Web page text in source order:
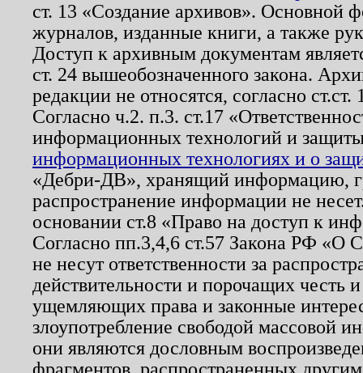
ст. 13 «Создание архивов». Основной
журналов, изданные книги, а также
Доступ к архивным документам
ст. 24 вышеобозначенного закона.
редакции не относятся, согласно
Согласно ч.2. п.3. ст.17
информационных технологий и
информационных технологиях и о
«Дебри-ДВ», хранящий информацию,
распространение информации не
основании ст.8 «Право на доступ к
Согласно пп.3,4,6 ст.57 Закона РФ «О
не несут ответственности за
действительности и порочащих честь
ущемляющих права и законные
злоупотребление свободой массовой
они являются дословным
фрагментов, распространенных